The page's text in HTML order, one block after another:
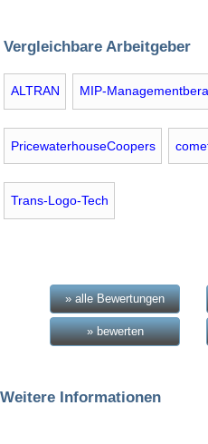
Vergleichbare Arbeitgeber
ALTRAN MIP-
PricewaterhouseCoopers
Trans-Logo-Tech
» alle Bewertungen
» bewerten
Weitere Informationen